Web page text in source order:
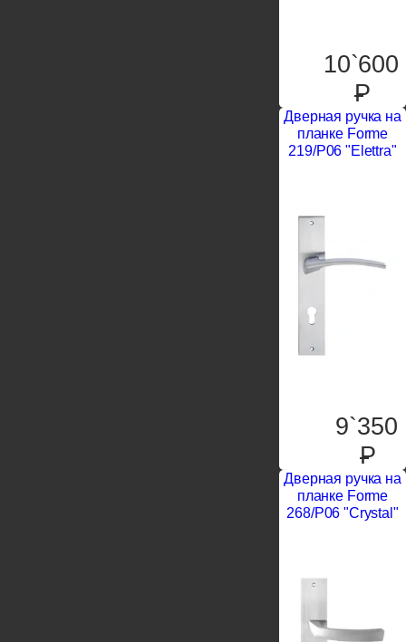
10`600
P
Дверная ручка на
планке Forme
219/P06 "Elettra"
9`350
P
Дверная ручка на
планке Forme
268/P06 "Crystal"